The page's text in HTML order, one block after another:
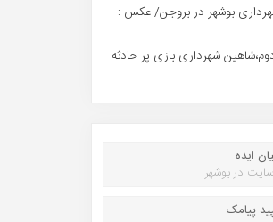
بوشهر در بروجن/ عکس :
شهرداری بازی پر حادثه
ایده
در بوشهر
پیامک